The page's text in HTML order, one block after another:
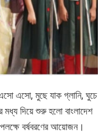
এসো এসো, মুছে যাক গ্লানি, ঘুচে
মধ্য দিয়ে শুরু হলো বাংলাদেশ
বর্ষবরণের আয়োজন।